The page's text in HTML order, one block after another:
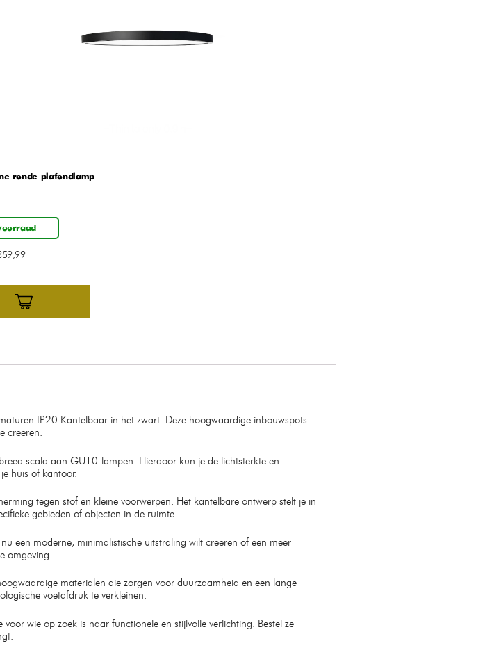
ronde plafondlamp
59,99
IP20 Kantelbaar in het zwart. Deze hoogwaardige inbouwspots
creëren.
scala aan GU10-lampen. Hierdoor kun je de lichtsterkte en
huis of kantoor.
tegen stof en kleine voorwerpen. Het kantelbare ontwerp stelt je in
gebieden of objecten in de ruimte.
een moderne, minimalistische uitstraling wilt creëren of een meer
omgeving.
materialen die zorgen voor duurzaamheid en een lange
voetafdruk te verkleinen.
wie op zoek is naar functionele en stijlvolle verlichting. Bestel ze